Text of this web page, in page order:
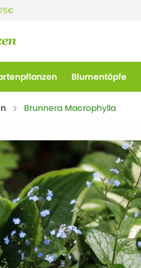
Blumentöpfe
Brunnera Macrophylla